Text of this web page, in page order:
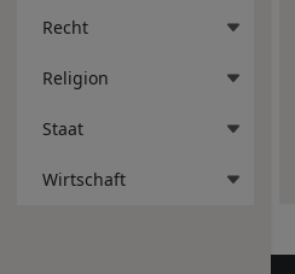
Recht
Religion
Staat
Wirtschaft